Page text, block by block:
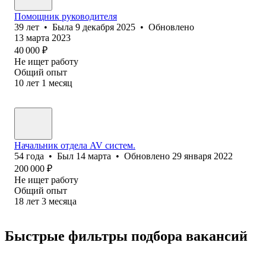
Помощник руководителя
39 лет • Была 9 декабря 2025 • Обновлено
13 марта 2023
40 000 ₽
Не ищет работу
Общий опыт
10 лет 1 месяц
Начальник отдела AV систем.
54 года • Был 14 марта • Обновлено 29 января 2022
200 000 ₽
Не ищет работу
Общий опыт
18 лет 3 месяца
Быстрые фильтры подбора вакансий